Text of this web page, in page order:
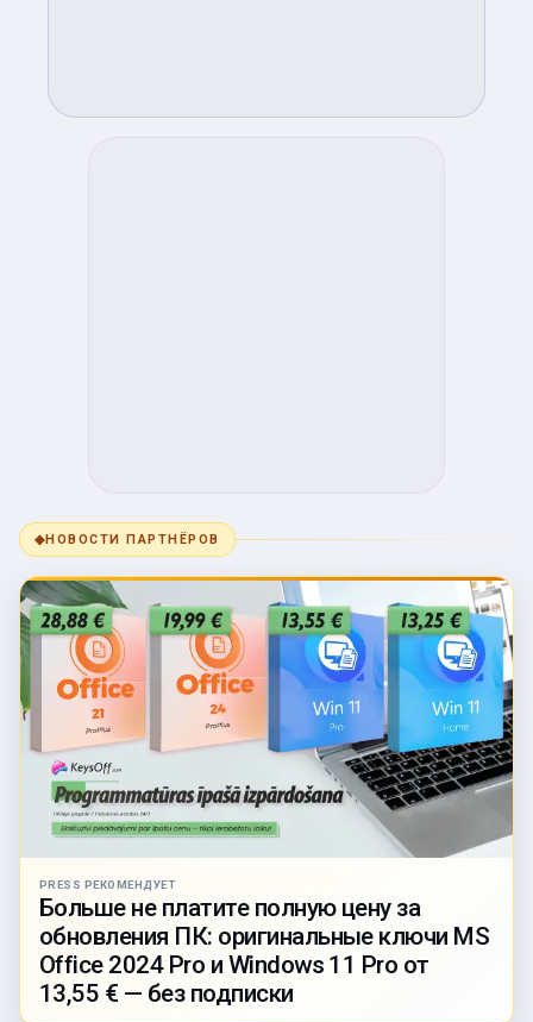
◆НОВОСТИ ПАРТНЁРОВ
PRESS РЕКОМЕНДУЕТ
Больше не платите полную цену за
обновления ПК: оригинальные ключи MS
Office 2024 Pro и Windows 11 Pro от
13,55 € — без подписки